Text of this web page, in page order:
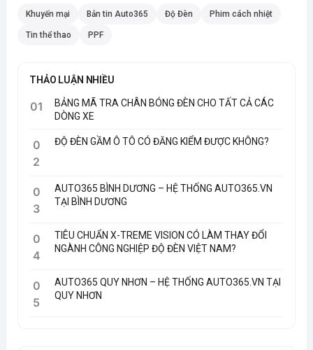
Khuyến mại Bản tin Auto365 Độ Đèn Phim cách nhiệt
Tin thể thao PPF
THẢO LUẬN NHIỀU
01
BẢNG MÃ TRA CHÂN BÓNG ĐÈN CHO TẤT CẢ CÁC
DÒNG XE
0
2
ĐỘ ĐÈN GẦM Ô TÔ CÓ ĐĂNG KIỂM ĐƯỢC KHÔNG?
0
3
AUTO365 BÌNH DƯƠNG – HỆ THỐNG AUTO365.VN
TẠI BÌNH DƯƠNG
0
4
TIÊU CHUẨN X-TREME VISION CÓ LÀM THAY ĐỔI
NGÀNH CÔNG NGHIỆP ĐỘ ĐÈN VIỆT NAM?
0
5
AUTO365 QUY NHƠN – HỆ THỐNG AUTO365.VN TẠI
QUY NHƠN